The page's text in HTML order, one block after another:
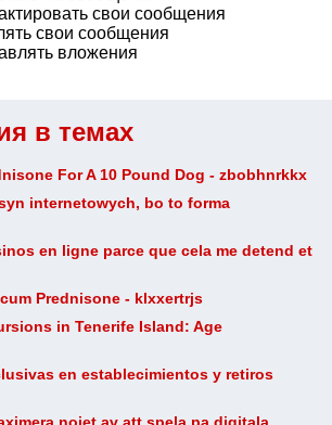
в темах
For A 10 Pound Dog - zbobhnrkkx
internetowych, bo to forma
en ligne parce que cela me detend et
Prednisone - klxxertrjs
in Tenerife Island: Age
en establecimientos y retiros
свои сообщения
свои сообщения
вложения